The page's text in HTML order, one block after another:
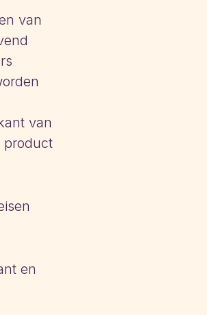
van
van
product
en